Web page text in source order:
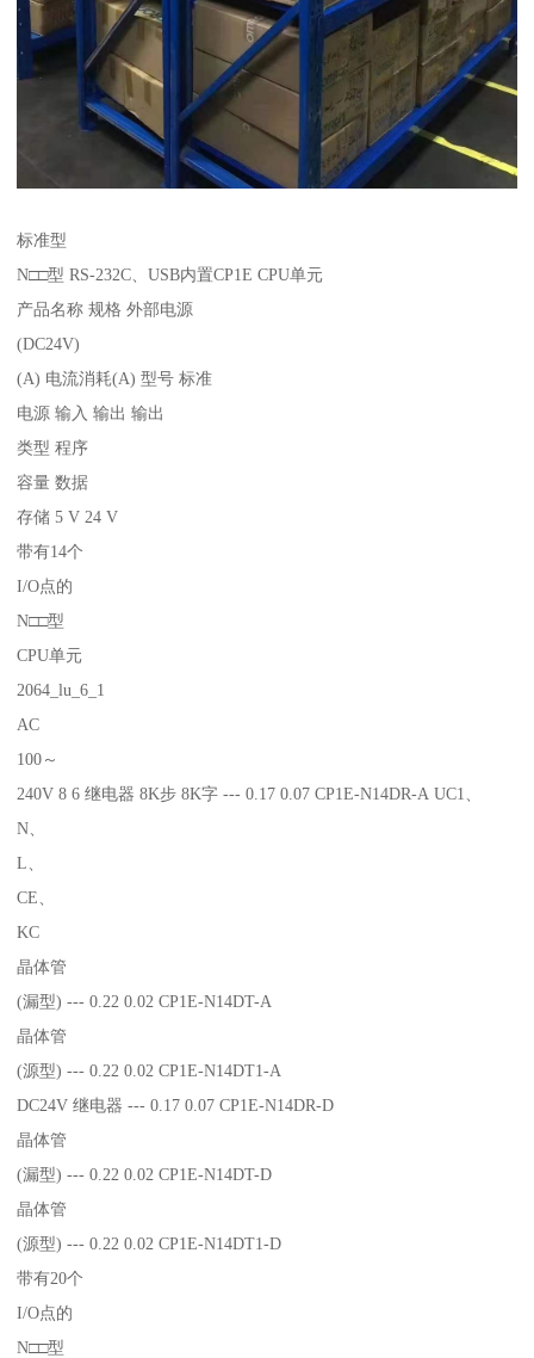
标准型
N□□型 RS-232C、USB内置CP1E CPU单元
产品名称 规格 外部电源
(DC24V)
(A) 电流消耗(A) 型号 标准
电源 输入 输出 输出
类型 程序
容量 数据
存储 5 V 24 V
带有14个
I/O点的
N□□型
CPU单元
2064_lu_6_1
AC
100～
240V 8 6 继电器 8K步 8K字 --- 0.17 0.07 CP1E-N14DR-A UC1、
N、
L、
CE、
KC
晶体管
(漏型) --- 0.22 0.02 CP1E-N14DT-A
晶体管
(源型) --- 0.22 0.02 CP1E-N14DT1-A
DC24V 继电器 --- 0.17 0.07 CP1E-N14DR-D
晶体管
(漏型) --- 0.22 0.02 CP1E-N14DT-D
晶体管
(源型) --- 0.22 0.02 CP1E-N14DT1-D
带有20个
I/O点的
N□□型